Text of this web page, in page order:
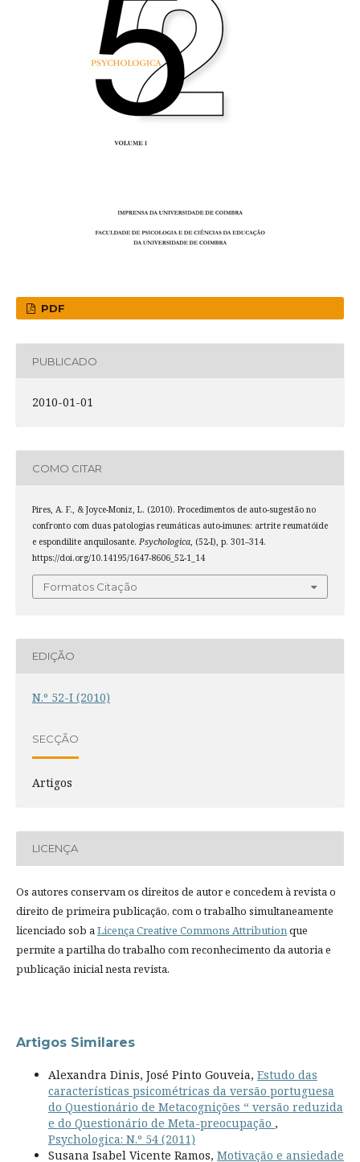
PDF
PUBLICADO
2010-01-01
COMO CITAR
Pires, A. F., & Joyce-Moniz, L. (2010). Procedimentos de auto-sugestão no
confronto com duas patologias reumáticas auto-imunes: artrite reumatóide
e espondilite anquilosante. Psychologica, (52-I), p. 301–314.
https://doi.org/10.14195/1647-8606_52-1_14
Formatos Citação
EDIÇÃO
N.º 52-I (2010)
SECÇÃO
Artigos
LICENÇA
Os autores conservam os direitos de autor e concedem à revista o
direito de primeira publicação, com o trabalho simultaneamente
licenciado sob aLicença Creative Commons Attributionque
permite a partilha do trabalho com reconhecimento da autoria e
publicação inicial nesta revista.
Artigos Similares
Alexandra Dinis, José Pinto Gouveia, Estudo das
características psicométricas da versão portuguesa
do Questionário de Metacognições “ versão reduzida
e do Questionário de Meta-preocupação ,
Psychologica: N.º 54 (2011)
Susana Isabel Vicente Ramos, Motivação e ansiedade